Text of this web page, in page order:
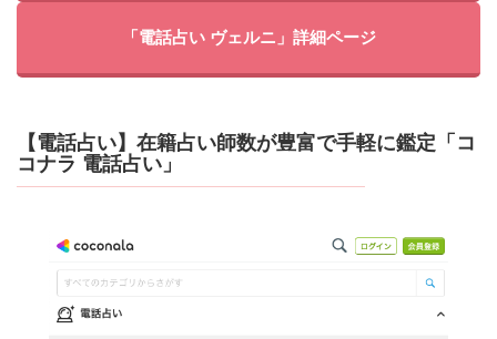
「電話占い ヴェルニ」詳細ページ
【電話占い】在籍占い師数が豊富で手軽に鑑定「コ
コナラ 電話占い」